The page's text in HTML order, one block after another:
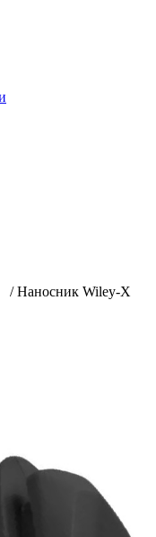
/Наносник Wiley-X